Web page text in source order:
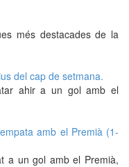
més destacades de la
del cap de setmana.
ahir a un gol amb el
amb el Premià (1-
a un gol amb el Premià,